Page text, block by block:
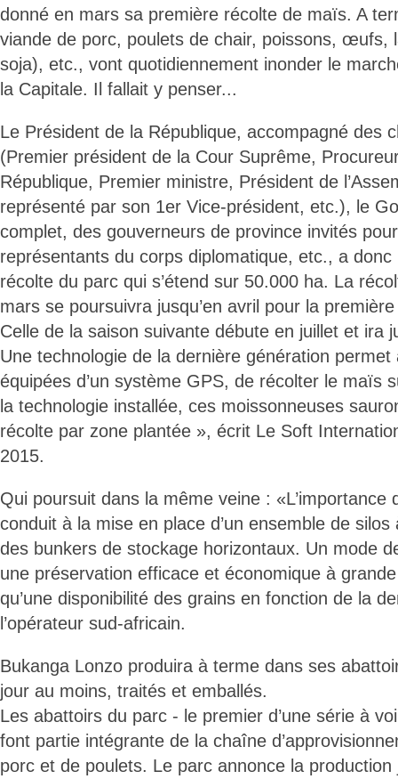
donné en mars sa première récolte de maïs. A
viande de porc, poulets de chair, poissons, œufs,
soja), etc., vont quotidiennement inonder le
la Capitale. Il fallait y penser...
Le Président de la République, accompagné des
(Premier président de la Cour Suprême,
République, Premier ministre, Président de
représenté par son 1er Vice-président, etc.), le
complet, des gouverneurs de province invités
représentants du corps diplomatique, etc., a donc
récolte du parc qui s’étend sur 50.000 ha. La
mars se poursuivra jusqu’en avril pour la
Celle de la saison suivante débute en juillet et ira
Une technologie de la dernière génération
équipées d’un système GPS, de récolter le maïs
la technologie installée, ces moissonneuses
récolte par zone plantée », écrit Le Soft
2015.
Qui poursuit dans la même veine : «L’importance
conduit à la mise en place d’un ensemble de
des bunkers de stockage horizontaux. Un mode
une préservation efficace et économique à
qu’une disponibilité des grains en fonction de la
l’opérateur sud-africain.
Bukanga Lonzo produira à terme dans ses
jour au moins, traités et emballés.
Les abattoirs du parc - le premier d’une série à
font partie intégrante de la chaîne
porc et de poulets. Le parc annonce la production